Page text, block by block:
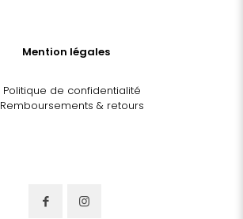
Mention légales
Politique de confidentialité
Remboursements & retours